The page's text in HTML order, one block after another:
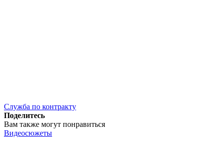
Служба по контракту
Поделитесь
Вам также могут понравиться
Видеосюжеты